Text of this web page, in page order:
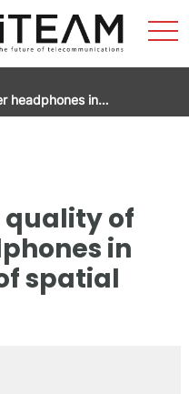
headphones in…
quality of
in
spatial